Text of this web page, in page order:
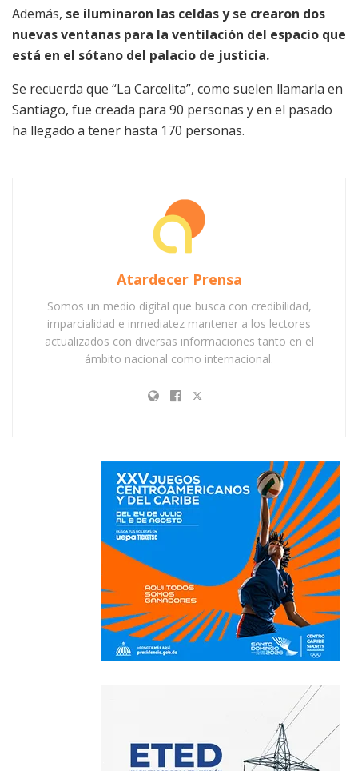
Además, se iluminaron las celdas y se crearon dos
nuevas ventanas para la ventilación del espacio que
está en el sótano del palacio de justicia.
Se recuerda que “La Carcelita”, como suelen llamarla en
Santiago, fue creada para 90 personas y en el pasado
ha llegado a tener hasta 170 personas.
Atardecer Prensa
Somos un medio digital que busca con credibilidad,
imparcialidad e inmediatez mantener a los lectores
actualizados con diversas informaciones tanto en el
ámbito nacional como internacional.